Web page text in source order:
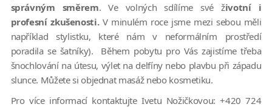
správným směrem. Ve volných sdílíme své životní i
profesní zkušenosti.V minulém roce jsme mezi sebou měli
například stylistku, které nám v neformálním prostředí
poradila se šatníky). Během pobytu pro Vás zajistíme třeba
šnochlování na útesu, výlet na delfíny nebo plavbu při západu
slunce. Můžete si objednat masáž nebo kosmetiku.
Pro více informací kontaktujte Ivetu Nožičkovou: +420 724